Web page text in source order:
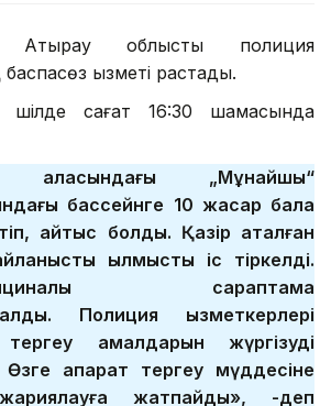
Атырау облыстық полиция
қызметі растады.
шілде сағат 16:30 шамасында
қаласындағы „Мұнайшы“
бассейнге 10 жасар бала
қайтыс болды. Қазір аталған
қылмыстық іс тіркелді.
сараптама
Полиция қызметкерлері
амалдарын жүргізуді
ақпарат тергеу мүддесіне
жатпайды», -деп